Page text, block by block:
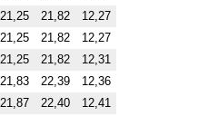
21,25 21,82
12,27
21,25 21,82
12,27
21,25 21,82
12,31
21,83 22,39
12,36
21,87 22,40
12,41